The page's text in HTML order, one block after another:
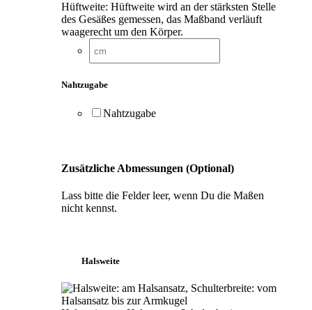
Hüftweite: Hüftweite wird an der stärksten Stelle
des Gesäßes gemessen, das Maßband verläuft
waagerecht um den Körper.
Nahtzugabe
Nahtzugabe
Zusätzliche Abmessungen (Optional)
Lass bitte die Felder leer, wenn Du die Maßen
nicht kennst.
Halsweite